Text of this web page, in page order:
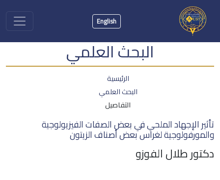
English
البحث العلمي
الرئيسية
البحث العلمي
التفاصيل
تأثير الإجهاد الملحي في بعض الصفات الفيزيولوجية
والمورفولوجية لغراس بعض أصناف الزيتون
دكتور طلال الفوزو